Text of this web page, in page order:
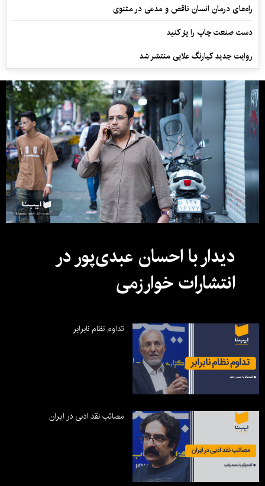
راه‌های درمان انسان ناقص و مدعی در مثنوی
دست صنعت چاپ را پرُ کنید
روایت جدید کیارنگ علایی منتشر شد
دیدار با احسان عبدی‌پور در
انتشارات خوارزمی
تداوم نظام نابرابر
مصائب نقد ادبی در ایران